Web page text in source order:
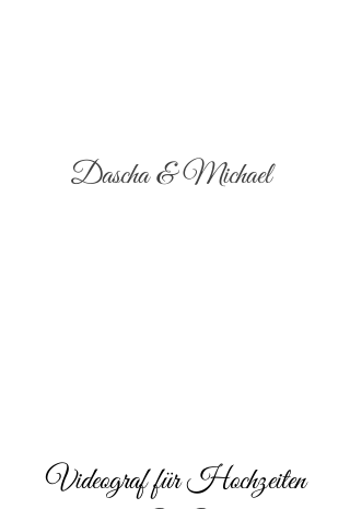
Dascha & Michael
Videograf für Hochzeiten